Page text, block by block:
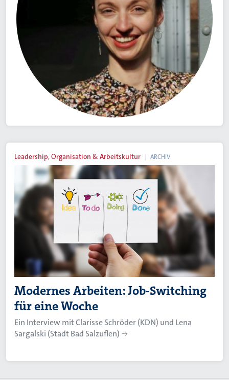
Leadership, Organisation & Arbeitskultur ARCHIV
Modernes Arbeiten: Job-Switching
für eine Woche
Ein Interview mit Clarisse Schröder (KDN) und Lena
Sargalski (Stadt Bad Salzuflen)